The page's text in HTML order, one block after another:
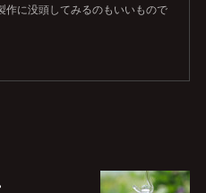
作に没頭してみるのもいいもので